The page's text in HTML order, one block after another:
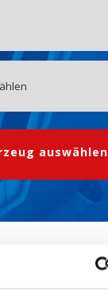
auswählen